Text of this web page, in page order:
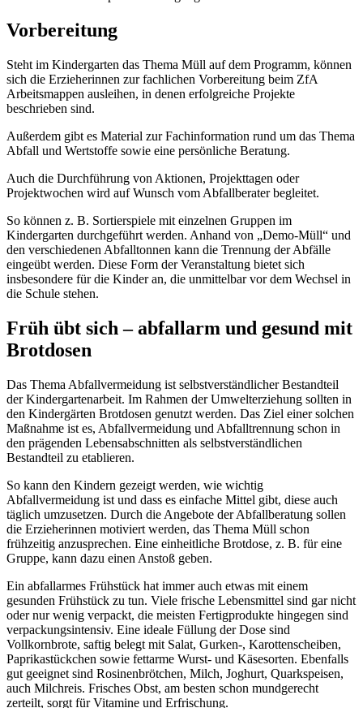
Vorbereitung
Steht im Kindergarten das Thema Müll auf dem Programm, können
sich die Erzieherinnen zur fachlichen Vorbereitung beim ZfA
Arbeitsmappen ausleihen, in denen erfolgreiche Projekte
beschrieben sind.
Außerdem gibt es Material zur Fachinformation rund um das Thema
Abfall und Wertstoffe sowie eine persönliche Beratung.
Auch die Durchführung von Aktionen, Projekttagen oder
Projektwochen wird auf Wunsch vom Abfallberater begleitet.
So können z. B. Sortierspiele mit einzelnen Gruppen im
Kindergarten durchgeführt werden. Anhand von „Demo-Müll“ und
den verschiedenen Abfalltonnen kann die Trennung der Abfälle
eingeübt werden. Diese Form der Veranstaltung bietet sich
insbesondere für die Kinder an, die unmittelbar vor dem Wechsel in
die Schule stehen.
Früh übt sich – abfallarm und gesund mit
Brotdosen
Das Thema Abfallvermeidung ist selbstverständlicher Bestandteil
der Kindergartenarbeit. Im Rahmen der Umwelterziehung sollten in
den Kindergärten Brotdosen genutzt werden. Das Ziel einer solchen
Maßnahme ist es, Abfallvermeidung und Abfalltrennung schon in
den prägenden Lebensabschnitten als selbstverständlichen
Bestandteil zu etablieren.
So kann den Kindern gezeigt werden, wie wichtig
Abfallvermeidung ist und dass es einfache Mittel gibt, diese auch
täglich umzusetzen. Durch die Angebote der Abfallberatung sollen
die Erzieherinnen motiviert werden, das Thema Müll schon
frühzeitig anzusprechen. Eine einheitliche Brotdose, z. B. für eine
Gruppe, kann dazu einen Anstoß geben.
Ein abfallarmes Frühstück hat immer auch etwas mit einem
gesunden Frühstück zu tun. Viele frische Lebensmittel sind gar nicht
oder nur wenig verpackt, die meisten Fertigprodukte hingegen sind
verpackungsintensiv. Eine ideale Füllung der Dose sind
Vollkornbrote, saftig belegt mit Salat, Gurken-, Karottenscheiben,
Paprikastückchen sowie fettarme Wurst- und Käsesorten. Ebenfalls
gut geeignet sind Rosinenbrötchen, Milch, Joghurt, Quarkspeisen,
auch Milchreis. Frisches Obst, am besten schon mundgerecht
zerteilt, sorgt für Vitamine und Erfrischung.